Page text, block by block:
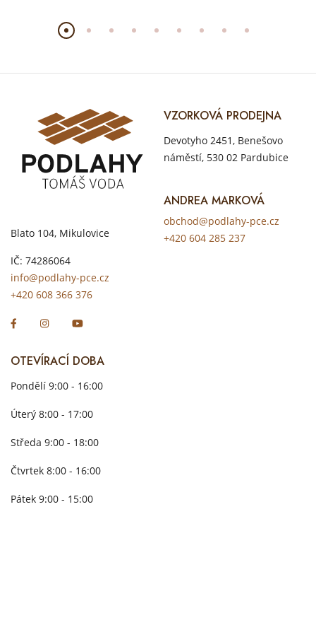
Blato 104, Mikulovice
IČ: 74286064
info@podlahy-pce.cz
+420 608 366 376
VZORKOVÁ PRODEJNA
Devotyho 2451, Benešovo
náměstí, 530 02 Pardubice
ANDREA MARKOVÁ
obchod@podlahy-pce.cz
+420 604 285 237
OTEVÍRACÍ DOBA
Pondělí 9:00 - 16:00
Úterý 8:00 - 17:00
Středa 9:00 - 18:00
Čtvrtek 8:00 - 16:00
Pátek 9:00 - 15:00